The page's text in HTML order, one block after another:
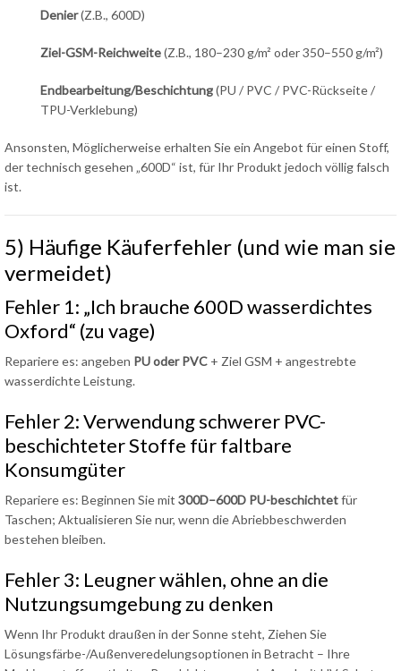
Denier(Z.B., 600D)
Ziel-GSM-Reichweite(Z.B., 180–230 g/m² oder 350–550 g/m²)
Endbearbeitung/Beschichtung(PU / PVC / PVC-Rückseite /
TPU-Verklebung)
Ansonsten, Möglicherweise erhalten Sie ein Angebot für einen Stoff,
der technisch gesehen „600D“ ist, für Ihr Produkt jedoch völlig falsch
ist.
5) Häufige Käuferfehler (und wie man sie
vermeidet)
Fehler 1: „Ich brauche 600D wasserdichtes
Oxford“ (zu vage)
Repariere es: angeben PU oder PVC + Ziel GSM + angestrebte
wasserdichte Leistung.
Fehler 2: Verwendung schwerer PVC-
beschichteter Stoffe für faltbare
Konsumgüter
Repariere es: Beginnen Sie mit 300D–600D PU-beschichtetfür
Taschen; Aktualisieren Sie nur, wenn die Abriebbeschwerden
bestehen bleiben.
Fehler 3: Leugner wählen, ohne an die
Nutzungsumgebung zu denken
Wenn Ihr Produkt draußen in der Sonne steht, Ziehen Sie
Lösungsfärbe-/Außenveredelungsoptionen in Betracht – Ihre